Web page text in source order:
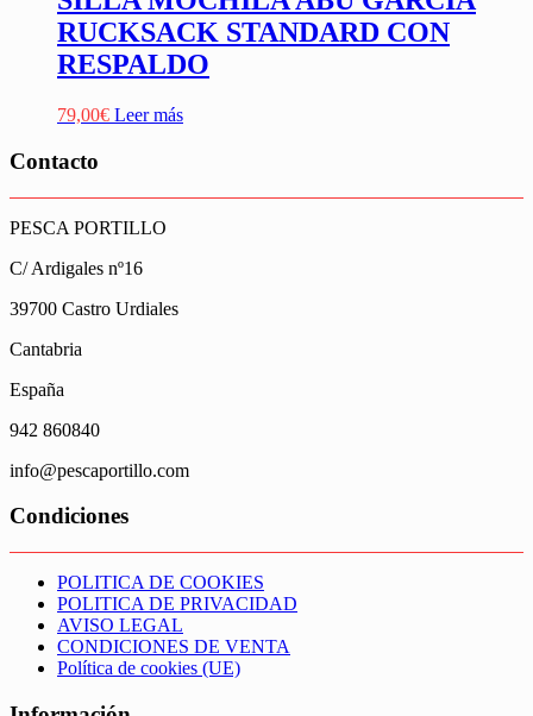
RUCKSACK STANDARD CON
RESPALDO
79,00€ Leer más
Contacto
PESCA PORTILLO
C/ Ardigales nº16
39700 Castro Urdiales
Cantabria
España
942 860840
info@pescaportillo.com
Condiciones
POLITICA DE COOKIES
POLITICA DE PRIVACIDAD
AVISO LEGAL
CONDICIONES DE VENTA
Política de cookies (UE)